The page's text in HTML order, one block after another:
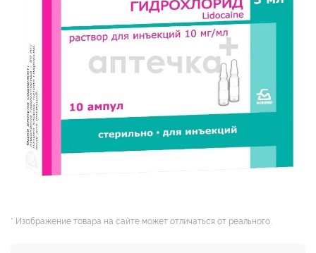
* Изображение товара на сайте может отличаться от реального.